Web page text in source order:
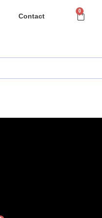
Contact
0